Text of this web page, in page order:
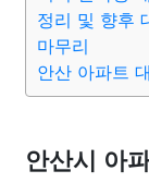
정리 및 향후
마무리
안산 아파트
안산시 아